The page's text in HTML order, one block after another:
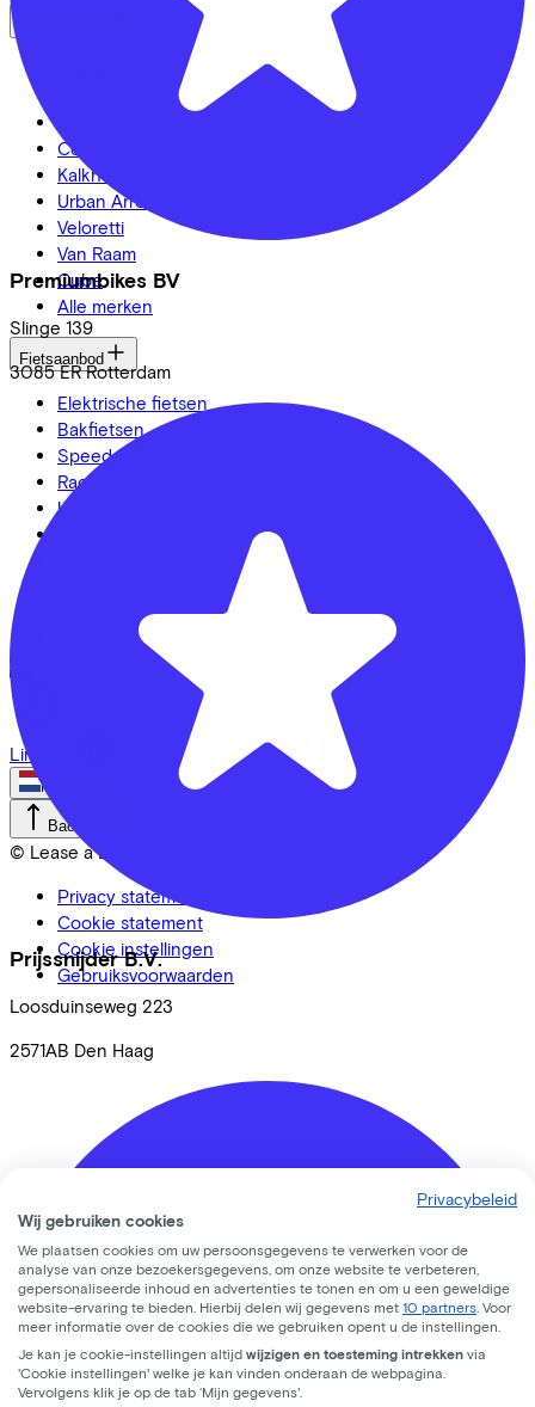
Premiumbikes BV
Slinge 139
3085 ER Rotterdam
Prijssnijder B.V.
Loosduinseweg 223
2571AB Den Haag
Cervélo
Kalkhoff
Urban Arrow
Veloretti
Van Raam
Cube
Alle merken
Fietsaanbod
Elektrische fietsen
Bakfietsen
Speed pedelecs
Racefietsen
Urban fietsen
Aangepaste fietsen
Alle fietsen
LinkedIn Instagram Facebook
Nederlands
Back to top
© Lease a Bike. All Rights Reserved.
Privacy statement
Cookie statement
Cookie instellingen
Gebruiksvoorwaarden
Privacybeleid
Wij gebruiken cookies
We plaatsen cookies om uw persoonsgegevens te verwerken voor de
analyse van onze bezoekersgegevens, om onze website te verbeteren,
gepersonaliseerde inhoud en advertenties te tonen en om u een geweldige
website-ervaring te bieden. Hierbij delen wij gegevens met 10 partners . Voor
meer informatie over de cookies die we gebruiken opent u de instellingen.
Je kan je cookie-instellingen altijd wijzigen en toesteming intrekken via
'Cookie instellingen' welke je kan vinden onderaan de webpagina.
Vervolgens klik je op de tab ‘Mijn gegevens'.